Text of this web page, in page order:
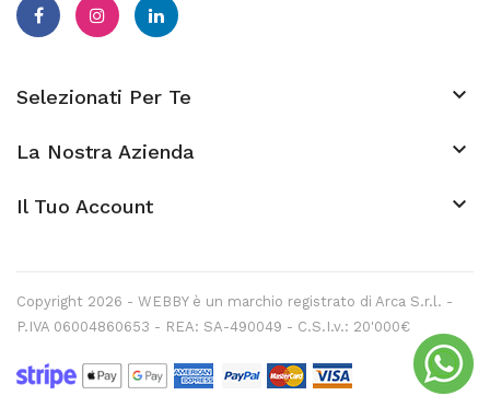
Selezionati Per Te 
La Nostra Azienda 
Il Tuo Account keyboard_arrow_down
Copyright 2026 - WEBBY è un marchio registrato di Arca S.r.l. -
P.IVA 06004860653 - REA: SA-490049 - C.S.I.v.: 20'000€